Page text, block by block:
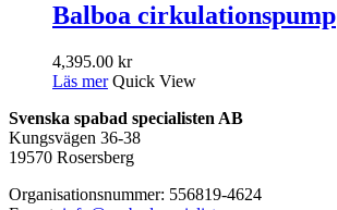
Balboa cirkulationspump
4,395.00 kr
Läs mer Quick View
Svenska spabad specialisten AB
Kungsvägen 36-38
19570 Rosersberg
Organisationsnummer: 556819-4624